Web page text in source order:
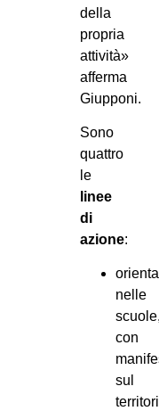
della
propria
attività»
afferma
Giupponi.
Sono
quattro
le
linee
di
azione:
nelle
con
sul